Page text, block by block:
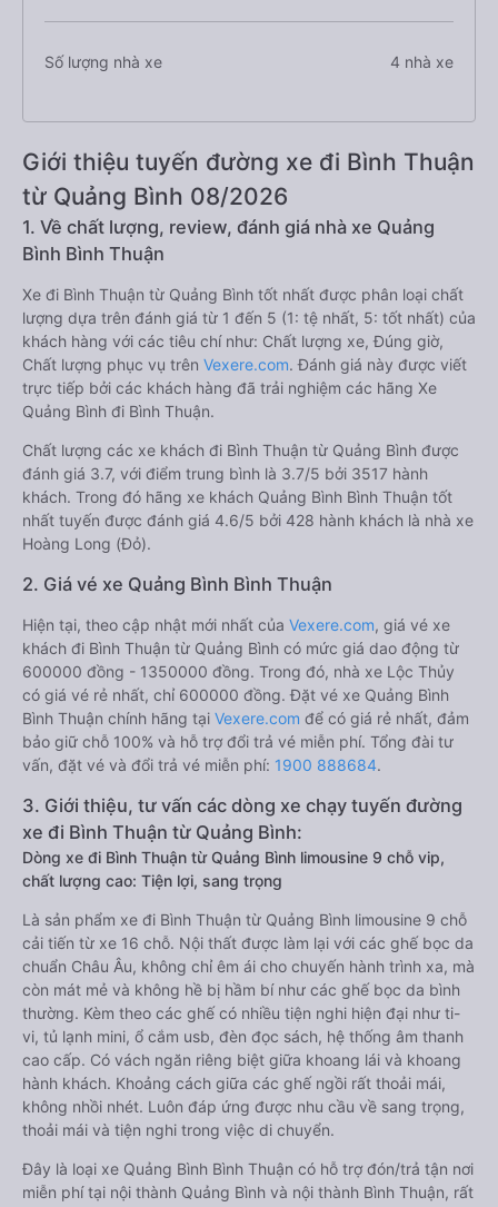
Số lượng nhà xe 4 nhà xe
Giới thiệu tuyến đường xe đi Bình Thuận
từ Quảng Bình 08/2026
1. Về chất lượng, review, đánh giá nhà xe Quảng
Bình Bình Thuận
Xe đi Bình Thuận từ Quảng Bình tốt nhất được phân loại chất
lượng dựa trên đánh giá từ 1 đến 5 (1: tệ nhất, 5: tốt nhất) của
khách hàng với các tiêu chí như: Chất lượng xe, Đúng giờ,
Chất lượng phục vụ trên Vexere.com. Đánh giá này được viết
trực tiếp bởi các khách hàng đã trải nghiệm các hãng Xe
Quảng Bình đi Bình Thuận.
Chất lượng các xe khách đi Bình Thuận từ Quảng Bình được
đánh giá 3.7, với điểm trung bình là 3.7/5 bởi 3517 hành
khách. Trong đó hãng xe khách Quảng Bình Bình Thuận tốt
nhất tuyến được đánh giá 4.6/5 bởi 428 hành khách là nhà xe
Hoàng Long (Đỏ).
2. Giá vé xe Quảng Bình Bình Thuận
Hiện tại, theo cập nhật mới nhất của Vexere.com, giá vé xe
khách đi Bình Thuận từ Quảng Bình có mức giá dao động từ
600000 đồng - 1350000 đồng. Trong đó, nhà xe Lộc Thủy
có giá vé rẻ nhất, chỉ 600000 đồng. Đặt vé xe Quảng Bình
Bình Thuận chính hãng tại Vexere.com để có giá rẻ nhất, đảm
bảo giữ chỗ 100% và hỗ trợ đổi trả vé miễn phí. Tổng đài tư
vấn, đặt vé và đổi trả vé miễn phí: 1900 888684.
3. Giới thiệu, tư vấn các dòng xe chạy tuyến đường
xe đi Bình Thuận từ Quảng Bình:
Dòng xe đi Bình Thuận từ Quảng Bình limousine 9 chỗ vip,
chất lượng cao: Tiện lợi, sang trọng
Là sản phẩm xe đi Bình Thuận từ Quảng Bình limousine 9 chỗ
cải tiến từ xe 16 chỗ. Nội thất được làm lại với các ghế bọc da
chuẩn Châu Âu, không chỉ êm ái cho chuyến hành trình xa, mà
còn mát mẻ và không hề bị hầm bí như các ghế bọc da bình
thường. Kèm theo các ghế có nhiều tiện nghi hiện đại như ti-
vi, tủ lạnh mini, ổ cắm usb, đèn đọc sách, hệ thống âm thanh
cao cấp. Có vách ngăn riêng biệt giữa khoang lái và khoang
hành khách. Khoảng cách giữa các ghế ngồi rất thoải mái,
không nhồi nhét. Luôn đáp ứng được nhu cầu về sang trọng,
thoải mái và tiện nghi trong việc di chuyển.
Đây là loại xe Quảng Bình Bình Thuận có hỗ trợ đón/trả tận nơi
miễn phí tại nội thành Quảng Bình và nội thành Bình Thuận, rất